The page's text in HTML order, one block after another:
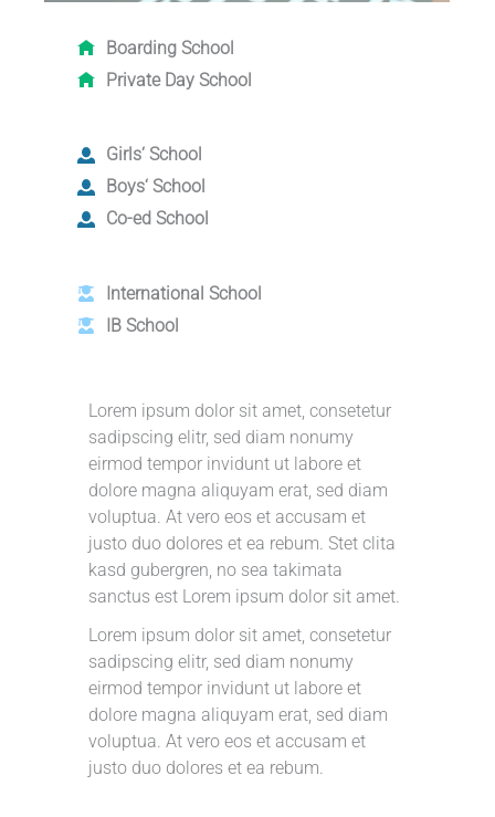
Boarding School
Private Day School
Girls‘ School
Boys‘ School
Co-ed School
International School
IB School
Lorem ipsum dolor sit amet, consetetur
sadipscing elitr, sed diam nonumy
eirmod tempor invidunt ut labore et
dolore magna aliquyam erat, sed diam
voluptua. At vero eos et accusam et
justo duo dolores et ea rebum. Stet clita
kasd gubergren, no sea takimata
sanctus est Lorem ipsum dolor sit amet.
Lorem ipsum dolor sit amet, consetetur
sadipscing elitr, sed diam nonumy
eirmod tempor invidunt ut labore et
dolore magna aliquyam erat, sed diam
voluptua. At vero eos et accusam et
justo duo dolores et ea rebum.